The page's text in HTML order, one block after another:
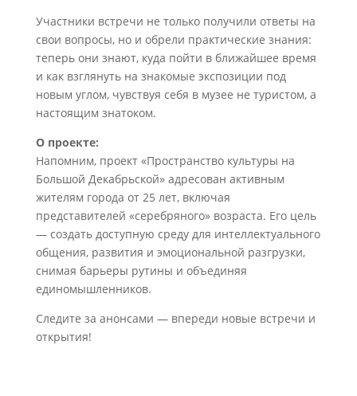
Участники встречи не только получили ответы на
свои вопросы, но и обрели практические знания:
теперь они знают, куда пойти в ближайшее время
и как взглянуть на знакомые экспозиции под
новым углом, чувствуя себя в музее не туристом, а
настоящим знатоком.
О проекте:
Напомним, проект «Пространство культуры на
Большой Декабрьской» адресован активным
жителям города от 25 лет, включая
представителей «серебряного» возраста. Его цель
— создать доступную среду для интеллектуального
общения, развития и эмоциональной разгрузки,
снимая барьеры рутины и объединяя
единомышленников.
Следите за анонсами — впереди новые встречи и
открытия!